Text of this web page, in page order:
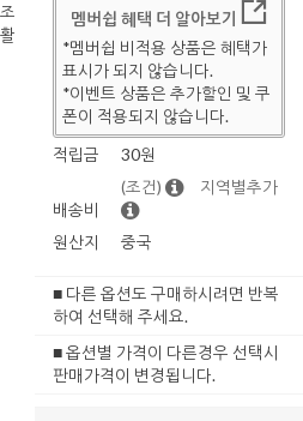
멤버쉽 혜택 더 알아보기
*멤버쉽 비적용 상품은 혜택가
표시가 되지 않습니다.
*이벤트 상품은 추가할인 및 쿠
폰이 적용되지 않습니다.
적립금
30원
배송비
(조건) 지역별추가
원산지 중국
■ 다른 옵션도 구매하시려면 반복
하여 선택해 주세요.
■ 옵션별 가격이 다른경우 선택시
판매가격이 변경됩니다.